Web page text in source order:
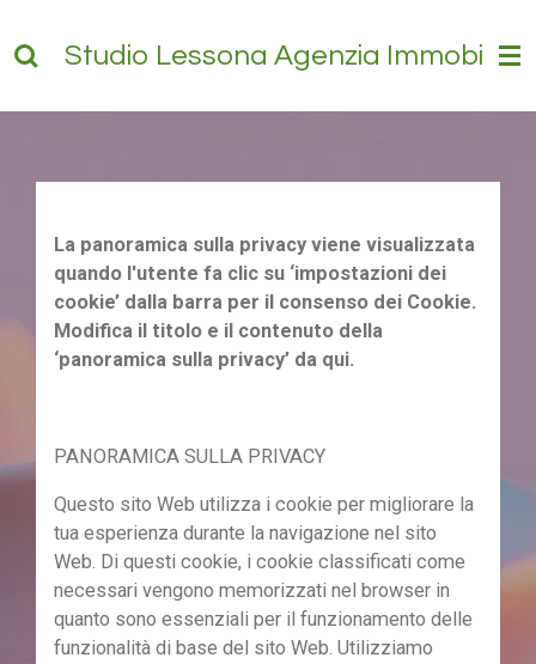
al
principale
Studio Lessona Agenzia
La panoramica sulla privacy viene visualizzata
quando l'utente fa clic su ‘impostazioni dei
cookie’ dalla barra per il consenso dei Cookie.
Modifica il titolo e il contenuto della
‘panoramica sulla privacy’ da qui.
PANORAMICA SULLA PRIVACY
Questo sito Web utilizza i cookie per migliorare la
tua esperienza durante la navigazione nel sito
Web. Di questi cookie, i cookie classificati come
necessari vengono memorizzati nel browser in
quanto sono essenziali per il funzionamento delle
funzionalità di base del sito Web. Utilizziamo